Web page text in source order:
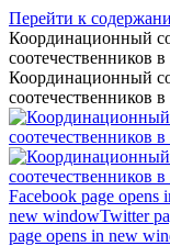
Перейти к
Координационный
соотечественников
Координационный
соотечественников
Facebook page
new windowTwitter
page opens in new